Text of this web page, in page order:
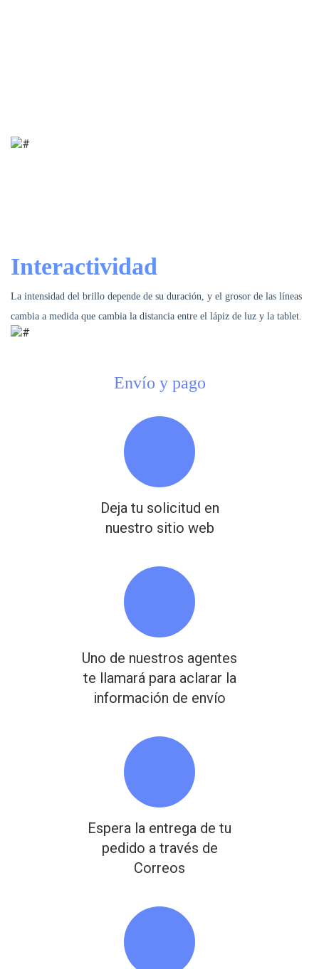
desapareciendo gradualmente.
Interactividad
La intensidad del brillo depende de su duración, y el grosor de las líneas
cambia a medida que cambia la distancia entre el lápiz de luz y la tablet.
Envío y pago
Deja tu solicitud en
nuestro sitio web
Uno de nuestros agentes
te llamará para aclarar la
información de envío
Espera la entrega de tu
pedido a través de
Correos